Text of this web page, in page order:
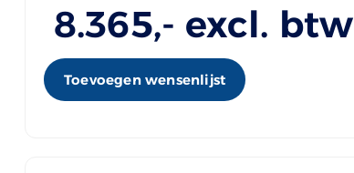
8.365,- excl. btw
Toevoegen wensenlijst